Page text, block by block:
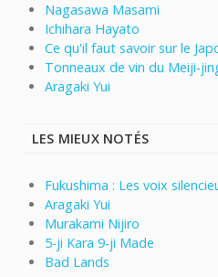
Nagasawa Masami
Ichihara Hayato
Ce qu'il faut savoir sur le
Tonneaux de vin du Meiji-
Aragaki Yui
LES MIEUX NOTÉS
Fukushima : Les voix
Aragaki Yui
Murakami Nijiro
5-ji Kara 9-ji Made
Bad Lands